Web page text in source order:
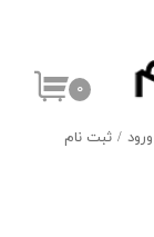
ورود / ثبت نام
۰